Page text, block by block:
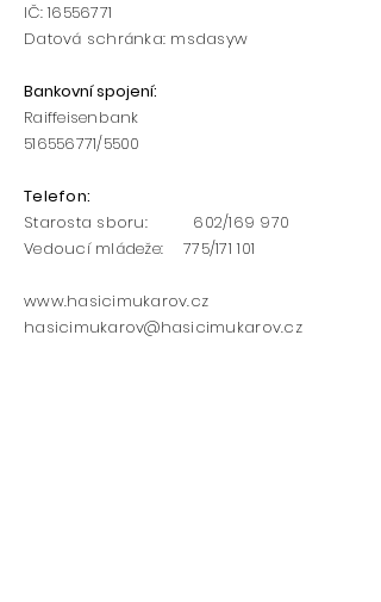
IČ:16556771
Datová schránka: msdasyw
Bankovní spojení:
Raiffeisenbank
516556771/5500​​
Telefon:
Starosta sboru: 602/169 970
Vedoucí mládeže: 775/171 101
www.hasicimukarov.cz
hasicimukarov@hasicimukarov.cz